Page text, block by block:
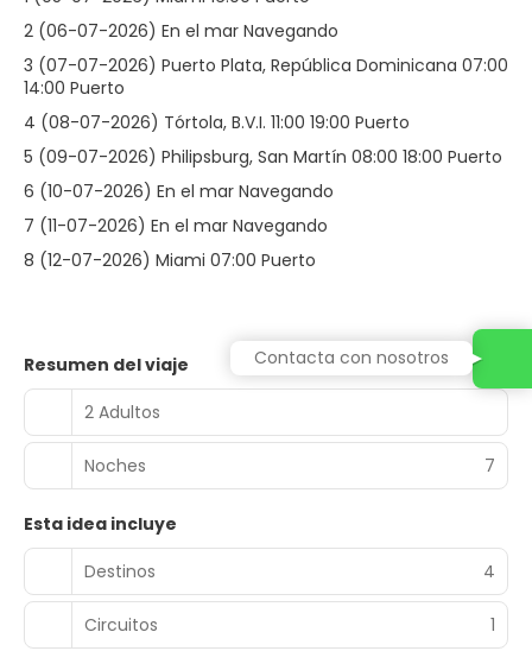
2 (06-07-2026) En el mar Navegando
3 (07-07-2026) Puerto Plata, República Dominicana 07:00
14:00 Puerto
4 (08-07-2026) Tórtola, B.V.I. 11:00 19:00 Puerto
5 (09-07-2026) Philipsburg, San Martín 08:00 18:00 Puerto
6 (10-07-2026) En el mar Navegando
7 (11-07-2026) En el mar Navegando
8 (12-07-2026) Miami 07:00 Puerto
Resumen del viaje
2 Adultos
Noches 7
Esta idea incluye
Destinos
4
Circuitos 1
Contacta con nosotros